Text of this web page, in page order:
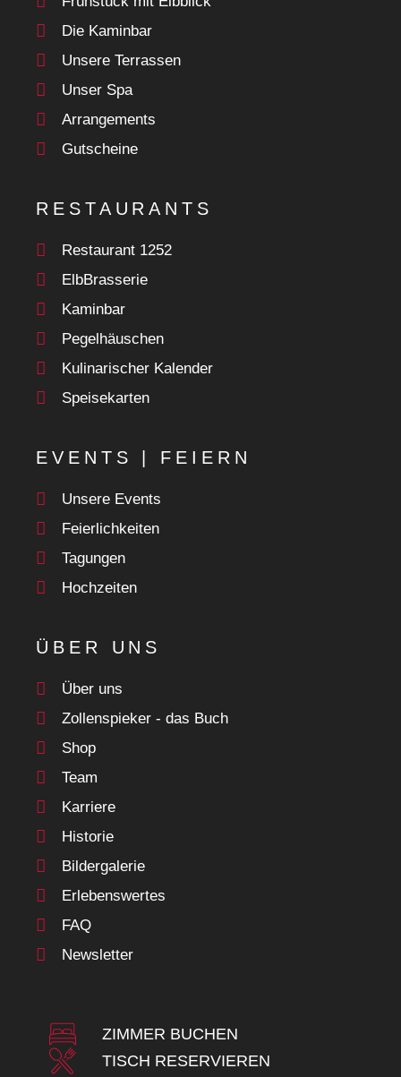
Die Kaminbar
Unsere Terrassen
Unser Spa
Arrangements
Gutscheine
RESTAURANTS
Restaurant 1252
ElbBrasserie
Kaminbar
Pegelhäuschen
Kulinarischer Kalender
Speisekarten
EVENTS | FEIERN
Unsere Events
Feierlichkeiten
Tagungen
Hochzeiten
ÜBER UNS
Über uns
Zollenspieker - das Buch
Shop
Team
Karriere
Historie
Bildergalerie
Erlebenswertes
FAQ
Newsletter
ZIMMER BUCHEN
TISCH RESERVIEREN